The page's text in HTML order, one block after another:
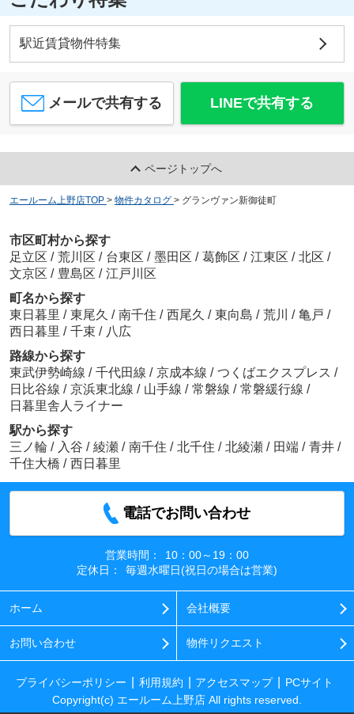
駅近賃貸物件特集
メールで共有する LINEで共有する
ページトップへ
エールーム上野店TOP > 物件カタログ > グランヴァン新御徒町
市区町村から探す
足立区 / 荒川区 / 台東区 / 墨田区 / 葛飾区 / 江東区 / 北区 /
文京区 / 豊島区 / 江戸川区
町名から探す
東日暮里 / 東尾久 / 南千住 / 西尾久 / 東向島 / 荒川 / 亀戸 /
西日暮里 / 千束 / 八広
路線から探す
東武伊勢崎線 / 千代田線 / 京成本線 / つくばエクスプレス /
日比谷線 / 京浜東北線 / 山手線 / 常磐線 / 常磐緩行線 /
日暮里舎人ライナー
駅から探す
三ノ輪 / 入谷 / 綾瀬 / 南千住 / 北千住 / 北綾瀬 / 田端 / 青井 /
千住大橋 / 西日暮里
電話でお問い合わせ
営業時間：
10：00～19：00
定休日：
毎週水曜日(祝日の場合は営業)
ホーム 会社概要
お問い合わせ 物件リクエスト
プライバシーポリシー 利用規約 アクセスマップ
PCサイト
Copyright(c) エールーム上野店 All rights reserved.